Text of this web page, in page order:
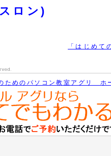
ロン)
「はじめ
ためのパソコン教室アグリ ホ